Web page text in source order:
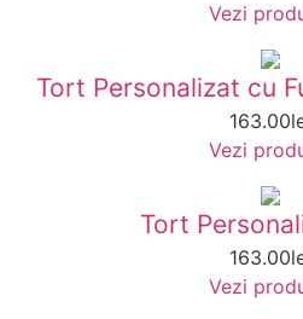
Vezi
Tort Personalizat cu
163.00
Vezi
Tort
163.00
Vezi